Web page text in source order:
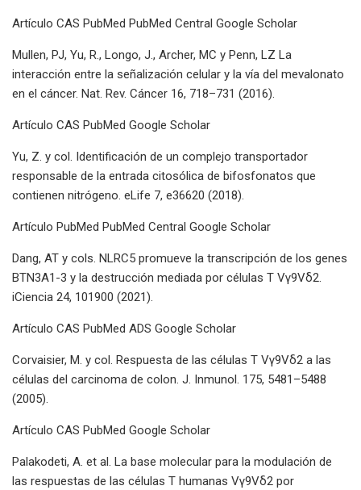
Artículo CAS PubMed PubMed Central Google Scholar
Mullen, PJ, Yu, R., Longo, J., Archer, MC y Penn, LZ La
interacción entre la señalización celular y la vía del mevalonato
en el cáncer. Nat. Rev. Cáncer 16, 718–731 (2016).
Artículo CAS PubMed Google Scholar
Yu, Z. y col. Identificación de un complejo transportador
responsable de la entrada citosólica de bifosfonatos que
contienen nitrógeno. eLife 7, e36620 (2018).
Artículo PubMed PubMed Central Google Scholar
Dang, AT y cols. NLRC5 promueve la transcripción de los genes
BTN3A1-3 y la destrucción mediada por células T Vγ9Vδ2.
iCiencia 24, 101900 (2021).
Artículo CAS PubMed ADS Google Scholar
Corvaisier, M. y col. Respuesta de las células T Vγ9Vδ2 a las
células del carcinoma de colon. J. Inmunol. 175, 5481–5488
(2005).
Artículo CAS PubMed Google Scholar
Palakodeti, A. et al. La base molecular para la modulación de
las respuestas de las células T humanas Vγ9Vδ2 por